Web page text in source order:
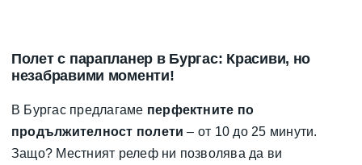
Полет с парапланер в Бургас: Красиви, но
незабравими моменти!
В Бургас предлагаме перфектните по
продължителност полети – от 10 до 25 минути.
Защо? Местният релеф ни позволява да ви